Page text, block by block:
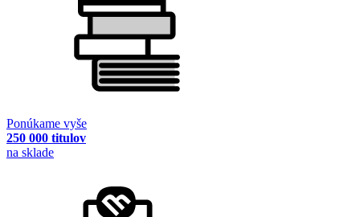
Ponúkame vyše
250 000 titulov
na sklade